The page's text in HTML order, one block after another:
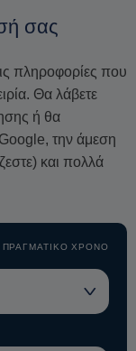
γοητεία του
,
ιστορία και
παραλαβή και
εισόδου,
εμπειρία
σας
πληροφορίες που
Θα λάβετε
ή θα
την άμεση
και πολλά
ΠΡΑΓΜΑΤΙΚΌ ΧΡΌΝΟ